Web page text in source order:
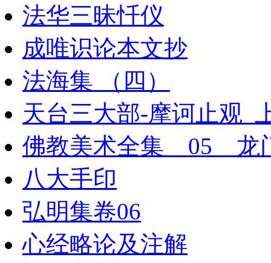
法华三昧忏仪
成唯识论本文抄
法海集 （四）
天台三大部-摩诃止观_
佛教美术全集__05__龙
八大手印
弘明集卷06
心经略论及注解